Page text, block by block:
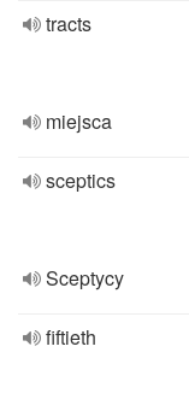
tracts
miejsca
sceptics
Sceptycy
fiftieth